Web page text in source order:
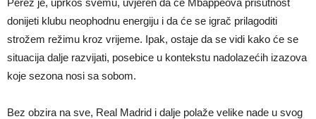
Perez je, uprkos svemu, uvjeren da će Mbappeova prisutnost
donijeti klubu neophodnu energiju i da će se igrač prilagoditi
strožem režimu kroz vrijeme. Ipak, ostaje da se vidi kako će se
situacija dalje razvijati, posebice u kontekstu nadolazećih izazova
koje sezona nosi sa sobom.
Bez obzira na sve, Real Madrid i dalje polaže velike nade u svog